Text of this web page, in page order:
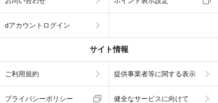
dアカウントログイン
サイト情報
ご利用規約 提供事業者等に関する表示
プライバシーポリシー 健全なサービスに向けて